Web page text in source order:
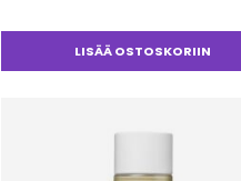
LISÄÄ OSTOSKORIIN